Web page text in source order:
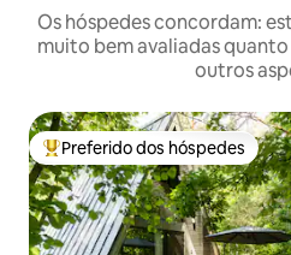
Os hóspedes concordam:
muito bem avaliadas
outros
Entre os melhores preferidos
Preferido dos hóspedes